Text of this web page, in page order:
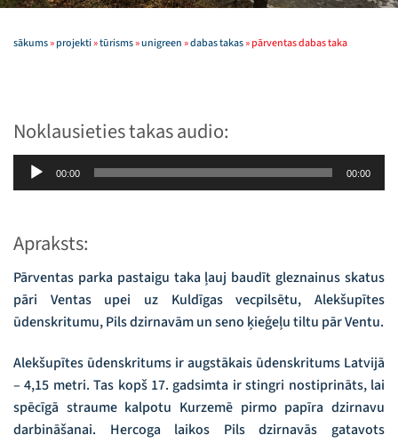
sākums»projekti»tūrisms»unigreen»dabas takas»pārventas dabas taka
Noklausieties takas audio:
Audio
atskaņotājs
00:00 00:00
Apraksts:
Pārventas parka pastaigu taka ļauj baudīt gleznainus skatus
pāri Ventas upei uz Kuldīgas vecpilsētu, Alekšupītes
ūdenskritumu, Pils dzirnavām un seno ķieģeļu tiltu pār Ventu.
Alekšupītes ūdenskritums ir augstākais ūdenskritums Latvijā
– 4,15 metri. Tas kopš 17. gadsimta ir stingri nostiprināts, lai
spēcīgā straume kalpotu Kurzemē pirmo papīra dzirnavu
darbināšanai. Hercoga laikos Pils dzirnavās gatavots